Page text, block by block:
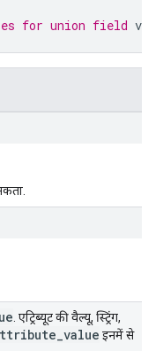
for union field
. एट्रिब्यूट की वैल्यू, स्ट्रिंग,
value इनमें से